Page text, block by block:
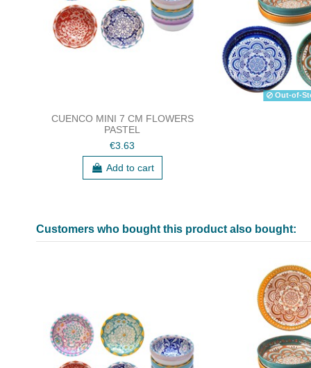
CUENCO MINI 7 CM FLOWERS
PASTEL
€3.63
Add to cart
Out-of-
Customers who bought this product also bought: